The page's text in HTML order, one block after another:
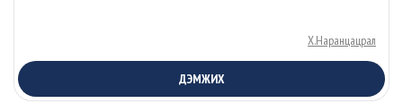
Х.Наранцацрал
ДЭМЖИХ